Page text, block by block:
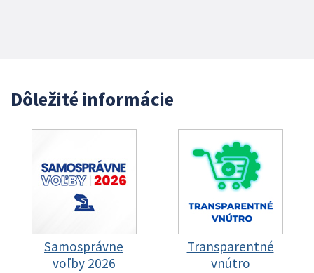
Dôležité informácie
Samosprávne
voľby 2026
Transparentné
vnútro